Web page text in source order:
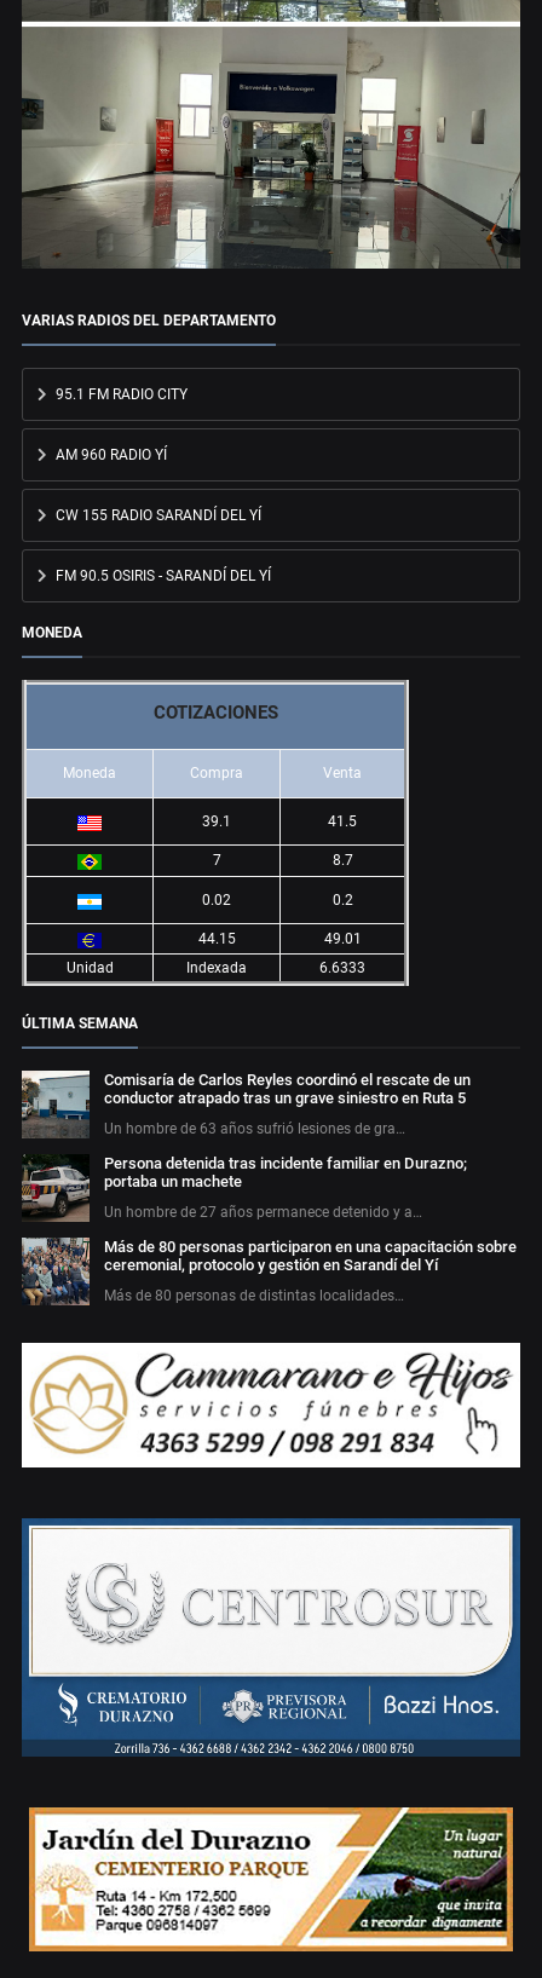
VARIAS RADIOS DEL DEPARTAMENTO
95.1 FM RADIO CITY
AM 960 RADIO YÍ
CW 155 RADIO SARANDÍ DEL YÍ
FM 90.5 OSIRIS - SARANDÍ DEL YÍ
MONEDA
COTIZACIONES
Moneda Compra Venta
39.1 41.5
7 8.7
0.02 0.2
44.15
49.01
Unidad
Indexada 6.6333
ÚLTIMA SEMANA
Comisaría de Carlos Reyles coordinó el rescate de un
conductor atrapado tras un grave siniestro en Ruta 5
Un hombre de 63 años sufrió lesiones de gra…
Persona detenida tras incidente familiar en Durazno;
portaba un machete
Un hombre de 27 años permanece detenido y a…
Más de 80 personas participaron en una capacitación sobre
ceremonial, protocolo y gestión en Sarandí del Yí
Más de 80 personas de distintas localidades…